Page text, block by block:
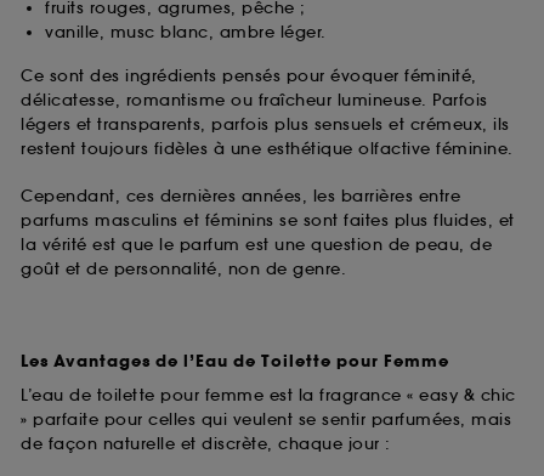
fruits rouges, agrumes, pêche ;
vanille, musc blanc, ambre léger.
Ce sont des ingrédients pensés pour évoquer féminité,
délicatesse, romantisme ou fraîcheur lumineuse. Parfois
légers et transparents, parfois plus sensuels et crémeux, ils
restent toujours fidèles à une esthétique olfactive féminine.
Cependant, ces dernières années, les barrières entre
parfums masculins et féminins se sont faites plus fluides, et
la vérité est que le parfum est une question de peau, de
goût et de personnalité, non de genre.
Les Avantages de l’Eau de Toilette pour Femme
L’eau de toilette pour femme est la fragrance « easy & chic
» parfaite pour celles qui veulent se sentir parfumées, mais
de façon naturelle et discrète, chaque jour :